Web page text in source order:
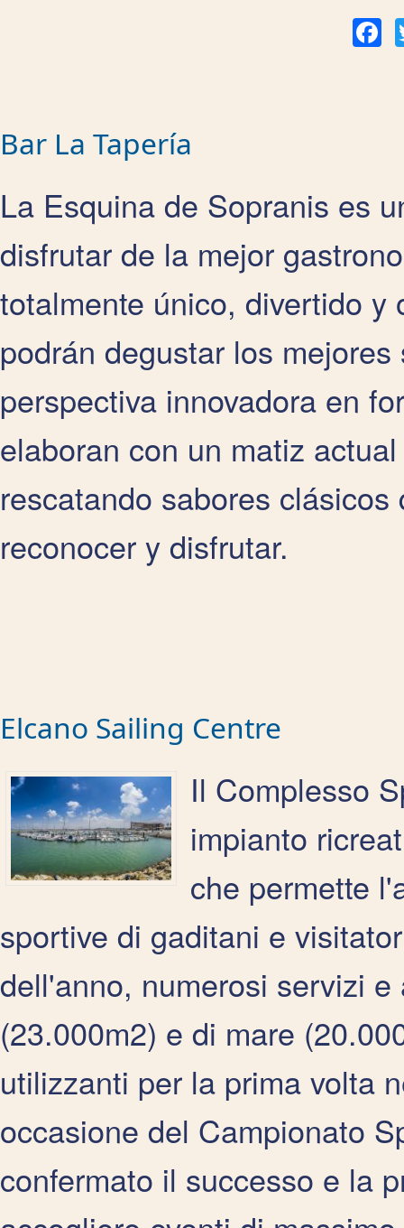
Bar La Tapería
La Esquina de Sopranis es
disfrutar de la mejor
totalmente único, divertido
podrán degustar los
perspectiva innovadora en
elaboran con un matiz
rescatando sabores
reconocer y disfrutar.
Elcano Sailing Centre
Il Complesso
impianto
che permette
sportive di gaditani e
dell'anno, numerosi servizi
(23.000m2) e di mare
utilizzanti per la prima volta
occasione del Campionato
confermato il successo e la